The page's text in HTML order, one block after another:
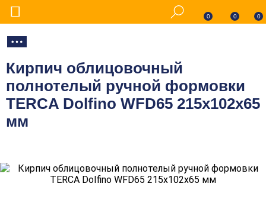
0 0 0
Кирпич облицовочный
полнотелый ручной формовки
TERCA Dolfino WFD65 215х102х65
мм